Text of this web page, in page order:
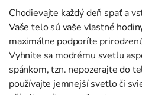
Chodievajte každý deň spať a
Vaše telo sú vaše vlastné
maximálne podporíte
Vyhnite sa modrému svetlu
spánkom, tzn. nepozerajte do
používajte jemnejší svetlo či